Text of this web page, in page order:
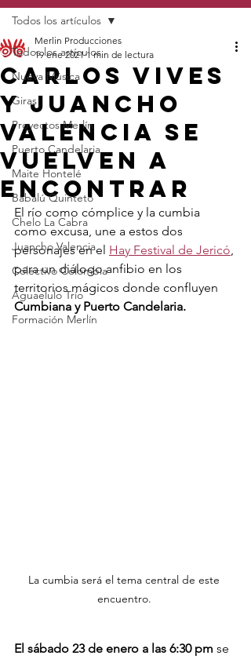
26 años cambiando
el mundo con música
Todos los artículos
Nueva Música
Giras
Proyectos Merlín
Puerto Candelaria
Maite Hontelé
Babalú Quinteto
Chelo La Cabra
Juancho Valencia
Colectivo Colombia
Aguaelulo Trío
Formación Merlín
Todos los artículos
Carlos Vives
y Juancho
Valencia se
vuelven a
encontrar
Merlin Producciones
19 ene 2021 1 min de lectura
El río como cómplice y la cumbia
como excusa, une a estos dos
personajes en el Hay Festival de Jericó,
para un diálogo anfibio en los
territorios mágicos donde confluyen
Cumbiana y Puerto Candelaria.
La cumbia será el tema central de este
encuentro.
El sábado 23 de enero a las 6:30 pm se